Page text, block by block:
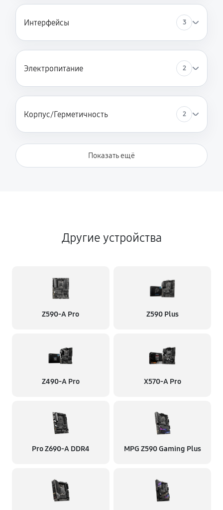
Интерфейсы 3
Электропитание 2
Корпус/Герметичность 2
Показать ещё
Другие устройства
Z590-A Pro Z590 Plus
Z490-A Pro X570-A Pro
Pro Z690-A DDR4 MPG Z590 Gaming Plus